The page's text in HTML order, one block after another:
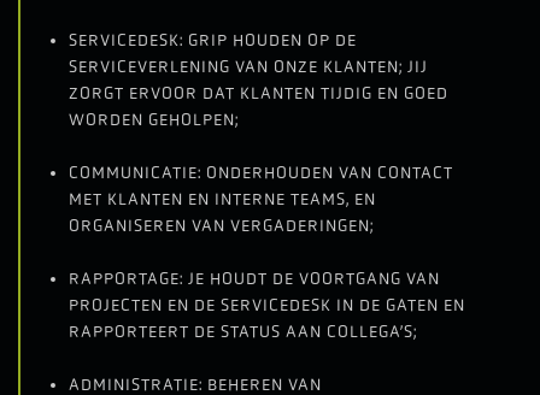
SERVICEDESK: GRIP HOUDEN OP DE
SERVICEVERLENING VAN ONZE KLANTEN; JIJ
ZORGT ERVOOR DAT KLANTEN TIJDIG EN GOED
WORDEN GEHOLPEN;
COMMUNICATIE: ONDERHOUDEN VAN CONTACT
MET KLANTEN EN INTERNE TEAMS, EN
ORGANISEREN VAN VERGADERINGEN;
RAPPORTAGE: JE HOUDT DE VOORTGANG VAN
PROJECTEN EN DE SERVICEDESK IN DE GATEN EN
RAPPORTEERT DE STATUS AAN COLLEGA’S;
ADMINISTRATIE: BEHEREN VAN